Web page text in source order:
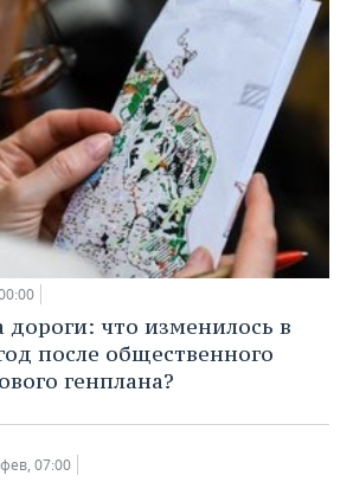
что изменилось в
после общественного
генплана?
07:00